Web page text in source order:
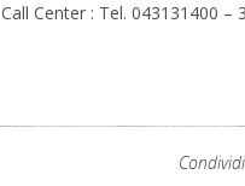
Call Center : Tel. 043131400 –